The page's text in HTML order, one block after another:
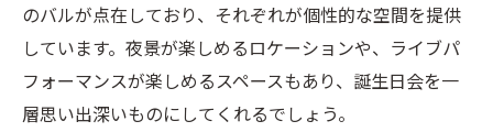
のバルが点在しており、それぞれが個性的な空間を提供
しています。夜景が楽しめるロケーションや、ライブパ
フォーマンスが楽しめるスペースもあり、誕生日会を一
層思い出深いものにしてくれるでしょう。